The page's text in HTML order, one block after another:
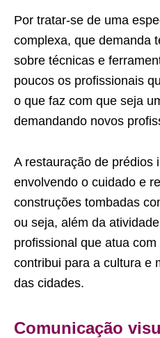
Por tratar-se de uma
complexa, que demanda
sobre técnicas e
poucos os profissionais
o que faz com que seja
demandando novos
A restauração de prédios
envolvendo o cuidado e
construções tombadas
ou seja, além da
profissional que atua
contribui para a cultura e
das cidades.
Comunicação